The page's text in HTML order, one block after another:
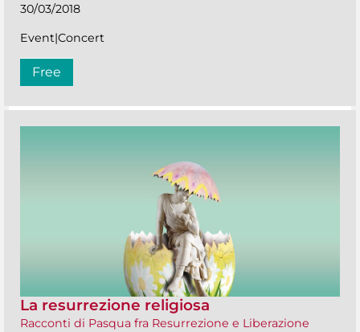
30/03/2018
Event|Concert
Free
La resurrezione religiosa
Racconti di Pasqua fra Resurrezione e Liberazione